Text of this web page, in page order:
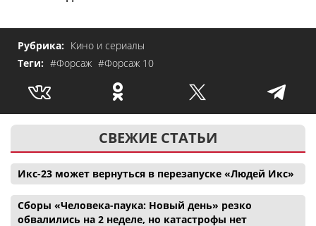
Рубрика: Кино и сериалы
Теги: #Форсаж #Форсаж 10
СВЕЖИЕ СТАТЬИ
Икс-23 может вернуться в перезапуске «Людей Икс»
Сборы «Человека-паука: Новый день» резко
обвалились на 2 неделе, но катастрофы нет